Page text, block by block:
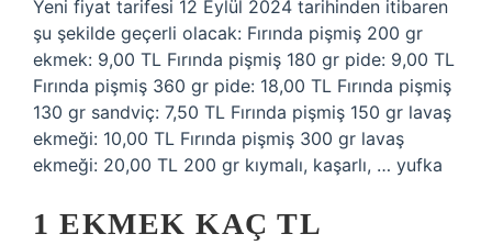
Yeni fiyat tarifesi 12 Eylül 2024 tarihinden itibaren
şu şekilde geçerli olacak: Fırında pişmiş 200 gr
ekmek: 9,00 TL Fırında pişmiş 180 gr pide: 9,00 TL
Fırında pişmiş 360 gr pide: 18,00 TL Fırında pişmiş
130 gr sandviç: 7,50 TL Fırında pişmiş 150 gr lavaş
ekmeği: 10,00 TL Fırında pişmiş 300 gr lavaş
ekmeği: 20,00 TL 200 gr kıymalı, kaşarlı, … yufka
1 EKMEK KAÇ TL